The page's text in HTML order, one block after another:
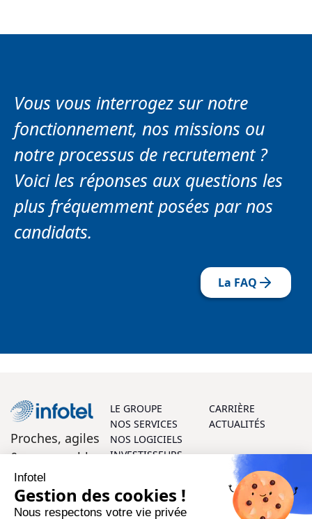
Vous vous interrogez sur notre
fonctionnement, nos missions ou
notre processus de recrutement ?​
Voici les réponses aux questions les
plus fréquemment posées par nos
candidats.
La FAQ
Proches, agiles
& responsables
LE GROUPE
NOS SERVICES
NOS LOGICIELS
INVESTISSEURS
CARRIÈRE
ACTUALITÉS
On vous aide ?
Infotel
Gestion des cookies !
Nous respectons votre vie privée